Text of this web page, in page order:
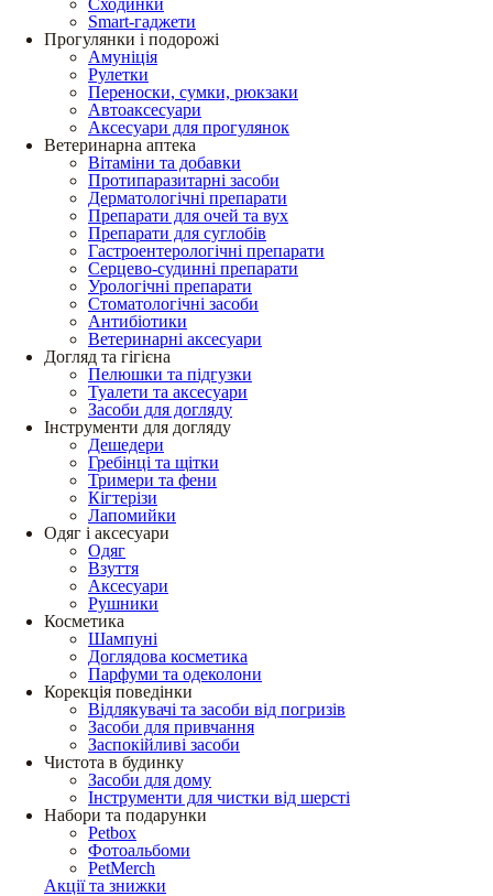
Сходинки
Smart-гаджети
Прогулянки і подорожі
Амуніція
Рулетки
Переноски, сумки, рюкзаки
Автоаксесуари
Аксесуари для прогулянок
Ветеринарна аптека
Вітаміни та добавки
Протипаразитарні засоби
Дерматологічні препарати
Препарати для очей та вух
Препарати для суглобів
Гастроентерологічні препарати
Серцево-судинні препарати
Урологічні препарати
Стоматологічні засоби
Антибіотики
Ветеринарні аксесуари
Догляд та гігієна
Пелюшки та підгузки
Туалети та аксесуари
Засоби для догляду
Інструменти для догляду
Дешедери
Гребінці та щітки
Тримери та фени
Кігтерізи
Лапомийки
Одяг і аксесуари
Одяг
Взуття
Аксесуари
Рушники
Косметика
Шампуні
Доглядова косметика
Парфуми та одеколони
Корекція поведінки
Відлякувачі та засоби від погризів
Засоби для привчання
Заспокійливі засоби
Чистота в будинку
Засоби для дому
Інструменти для чистки від шерсті
Набори та подарунки
Petbox
Фотоальбоми
PetMerch
Акції та знижки